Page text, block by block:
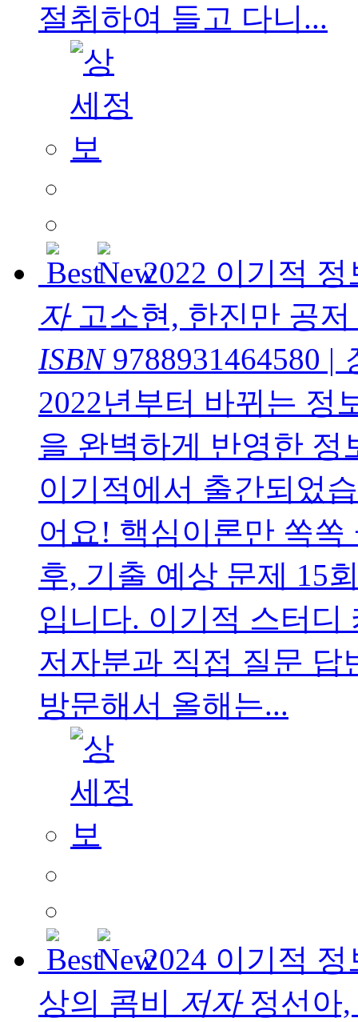
절취하여 들고 다니...
2022 이기적
자고소현, 한진만 공저
ISBN9788931464580 |
2022년부터 바뀌는 정
을 완벽하게 반영한
이기적에서 출간되었
어요! 핵심이론만 쏙
후, 기출 예상 문제 15
입니다. 이기적 스터디
저자분과 직접 질문 답
방문해서 올해는...
2024 이기적
상의 콤비 저자정선아,